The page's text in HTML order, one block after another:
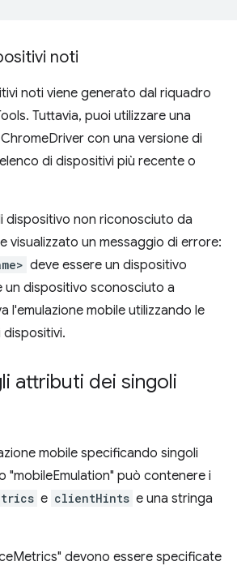
noti
noti viene generato dal riquadro
Tuttavia, puoi utilizzare una
con una versione di
di dispositivi più recente o
dispositivo non riconosciuto da
visualizzato un messaggio di errore:
deve essere un dispositivo
un dispositivo sconosciuto a
l'emulazione mobile utilizzando le
dispositivi.
attributi dei singoli
mobile specificando singoli
"mobileEmulation" può contenere i
e clientHints e una stringa
devono essere specificate